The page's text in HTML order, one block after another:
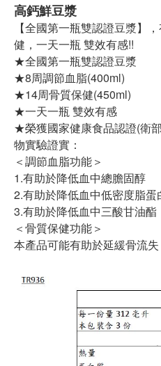
高鈣鮮豆漿
【全國第一瓶雙認證豆漿】
健，一天一瓶 雙效有感!!
★全國第一瓶雙認證豆漿
★8周調節血脂(400ml)
★14周骨質保健(450ml)
★一天一瓶 雙效有感
★榮獲國家健康食品認證(衛
物實驗證實：
＜調節血脂功能＞
1.有助於降低血中總膽固醇
2.有助於降低血中低密度脂蛋
3.有助於降低血中三酸甘油酯
＜骨質保健功能＞
本產品可能有助於延緩骨流失